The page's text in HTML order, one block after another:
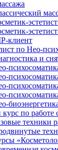
клиент
по Нео-
и
по работе
техники